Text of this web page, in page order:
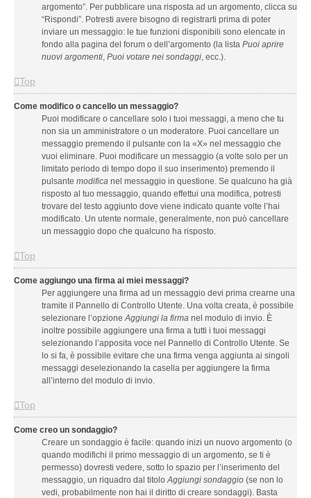
argomento”. Per pubblicare una risposta ad un argomento, clicca su
“Rispondi”. Potresti avere bisogno di registrarti prima di poter
inviare un messaggio: le tue funzioni disponibili sono elencate in
fondo alla pagina del forum o dell’argomento (la lista Puoi aprire
nuovi argomenti, Puoi votare nei sondaggi, ecc.).
Top
Come modifico o cancello un messaggio?
Puoi modificare o cancellare solo i tuoi messaggi, a meno che tu
non sia un amministratore o un moderatore. Puoi cancellare un
messaggio premendo il pulsante con la «X» nel messaggio che
vuoi eliminare. Puoi modificare un messaggio (a volte solo per un
limitato periodo di tempo dopo il suo inserimento) premendo il
pulsante modifica nel messaggio in questione. Se qualcuno ha già
risposto al tuo messaggio, quando effettui una modifica, potresti
trovare del testo aggiunto dove viene indicato quante volte l’hai
modificato. Un utente normale, generalmente, non può cancellare
un messaggio dopo che qualcuno ha risposto.
Top
Come aggiungo una firma ai miei messaggi?
Per aggiungere una firma ad un messaggio devi prima crearne una
tramite il Pannello di Controllo Utente. Una volta creata, è possibile
selezionare l’opzioneAggiungi la firma nel modulo di invio. È
inoltre possibile aggiungere una firma a tutti i tuoi messaggi
selezionando l’apposita voce nel Pannello di Controllo Utente. Se
lo si fa, è possibile evitare che una firma venga aggiunta ai singoli
messaggi deselezionando la casella per aggiungere la firma
all’interno del modulo di invio.
Top
Come creo un sondaggio?
Creare un sondaggio è facile: quando inizi un nuovo argomento (o
quando modifichi il primo messaggio di un argomento, se ti è
permesso) dovresti vedere, sotto lo spazio per l’inserimento del
messaggio, un riquadro dal titoloAggiungi sondaggio (se non lo
vedi, probabilmente non hai il diritto di creare sondaggi). Basta